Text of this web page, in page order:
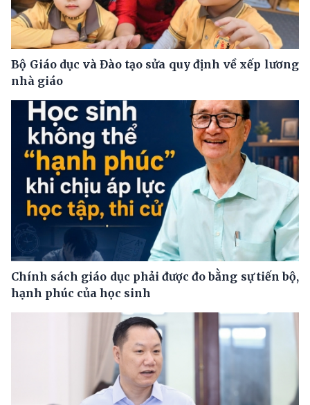
Bộ Giáo dục và Đào tạo sửa quy định về xếp lương
nhà giáo
Chính sách giáo dục phải được đo bằng sự tiến bộ,
hạnh phúc của học sinh